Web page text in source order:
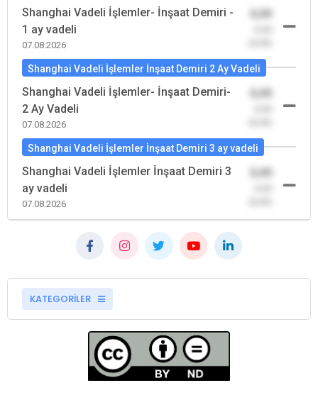
Shanghai Vadeli İşlemler- İnşaat Demiri -
1 ay vadeli
07.08.2026
Shanghai Vadeli İşlemler İnşaat Demiri 2 Ay Vadeli
Shanghai Vadeli İşlemler- İnşaat Demiri-
2 Ay Vadeli
07.08.2026
Shanghai Vadeli İşlemler İnşaat Demiri 3 ay vadeli
Shanghai Vadeli İşlemler İnşaat Demiri 3
ay vadeli
07.08.2026
KATEGORİLER